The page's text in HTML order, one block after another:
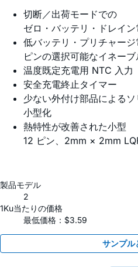
切断／出荷モードでの
ゼロ・バッテリ・ドレイン
低バッテリ・プリチャー
ピンの選択可能なイネーブ
温度既定充電用 NTC 入力
安全充電終止タイマー
少ない外付け部品による
小型化
熱特性が改善された小型
12 ピン、2mm × 2mm
製品モデル
2
1Ku当たりの価格
最低価格：$3.59
サンプル